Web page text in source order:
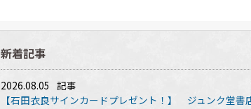
新着記事
2026.08.05 記事
【石田衣良サインカードプレゼント！】 ジュンク堂